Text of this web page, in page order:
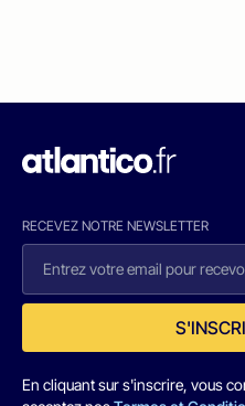
RECEVEZ NOTRE NEWSLETTER
En cliquant sur s'inscrire, vous